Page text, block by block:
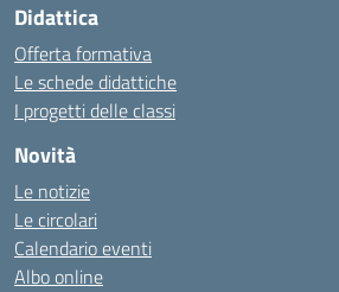
Didattica
Offerta formativa
Le schede didattiche
I progetti delle classi
Novità
Le notizie
Le circolari
Calendario eventi
Albo online